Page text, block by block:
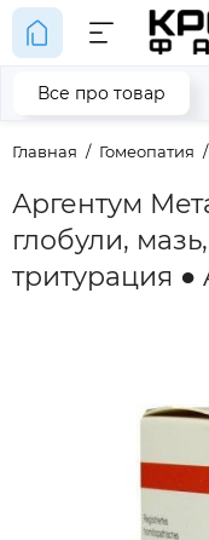
Главная Гомеопатия
Аргентум
глобули,
тритурация
Все про товар